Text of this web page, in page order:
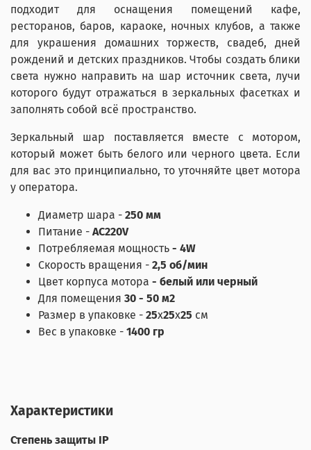
подходит для оснащения помещений кафе,
ресторанов, баров, караоке, ночных клубов, а также
для украшения домашних торжеств, свадеб, дней
рождений и детских праздников. Чтобы создать блики
света нужно направить на шар источник света, лучи
которого будут отражаться в зеркальных фасетках и
заполнять собой всё пространство.
Зеркальный шар поставляется вместе с мотором,
который может быть белого или черного цвета. Если
для вас это принципиально, то уточняйте цвет мотора
у оператора.
Диаметр шара - 250 мм
Питание - AC220V
Потребляемая мощность - 4W
Скорость вращения - 2,5 об/мин
Цвет корпуса мотора - белый или черный
Для помещения 30 - 50 м2
Размер в упаковке - 25х25х25 см
Вес в упаковке - 1400 гр
Характеристики
Степень защиты IP